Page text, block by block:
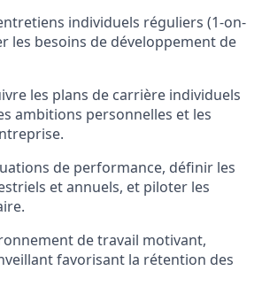
individuels réguliers (1-on-
les besoins de développement de
les plans de carrière individuels
ambitions personnelles et les
de performance, définir les
et annuels, et piloter les
de travail motivant,
favorisant la rétention des